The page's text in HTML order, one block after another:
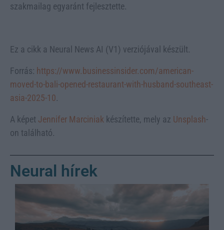
szakmailag egyaránt fejlesztette.
Ez a cikk a Neural News AI (V1) verziójával készült.
Forrás: https://www.businessinsider.com/american-
moved-to-bali-opened-restaurant-with-husband-southeast-
asia-2025-10.
A képet Jennifer Marciniak készítette, mely az Unsplash-
on található.
Neural hírek